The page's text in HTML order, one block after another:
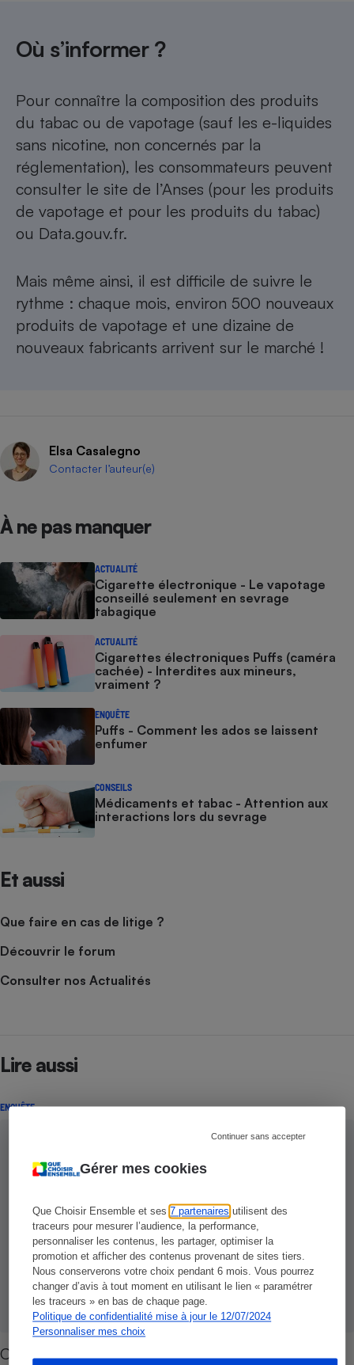
Gérer mes cookies
Que Choisir Ensemble et ses7 partenaires utilisent des
traceurs pour mesurer l’audience, la performance,
personnaliser les contenus, les partager, optimiser la
promotion et afficher des contenus provenant de sites tiers.
Nous conserverons votre choix pendant 6 mois. Vous pourrez
changer d’avis à tout moment en utilisant le lien « paramétrer
les traceurs » en bas de chaque page.
Politique de confidentialité mise à jour le 12/07/2024
Personnaliser mes choix
Continuer sans accepter
Où s’informer ?
Pour connaître la composition des produits
du tabac ou de vapotage (sauf les e-liquides
sans nicotine, non concernés par la
réglementation), les consommateurs peuvent
consulter le site de l’Anses (pour les produits
de vapotage et pour les produits du tabac)
ou Data.gouv.fr.
Mais même ainsi, il est difficile de suivre le
rythme : chaque mois, environ 500 nouveaux
produits de vapotage et une dizaine de
nouveaux fabricants arrivent sur le marché !
Elsa Casalegno
Contacter l’auteur(e)
À ne pas manquer
ACTUALITÉ
Cigarette électronique - Le vapotage
conseillé seulement en sevrage
tabagique
ACTUALITÉ
Cigarettes électroniques Puffs (caméra
cachée) - Interdites aux mineurs,
vraiment ?
ENQUÊTE
Puffs - Comment les ados se laissent
enfumer
CONSEILS
Médicaments et tabac - Attention aux
interactions lors du sevrage
Et aussi
Que faire en cas de litige ?
Découvrir le forum
Consulter nos Actualités
Lire aussi
ENQUÊTE
Cigarette électronique - Le vrai du faux